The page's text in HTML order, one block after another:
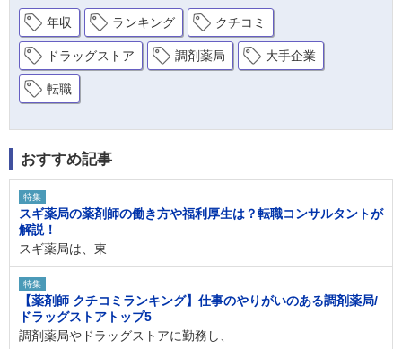
年収 ランキング クチコミ
ドラッグストア 調剤薬局 大手企業
転職
おすすめ記事
特集
スギ薬局の薬剤師の働き方や福利厚生は？転職コンサルタントが
解説！
スギ薬局は、東
特集
【薬剤師 クチコミランキング】仕事のやりがいのある調剤薬局/
ドラッグストアトップ5
調剤薬局やドラッグストアに勤務し、